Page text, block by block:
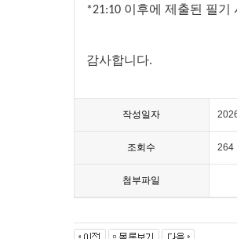
*21:10 이후에 제출된 필기
감사합니다.
작성일자
조회수 264
첨부파일